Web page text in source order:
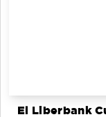
El Liberbank